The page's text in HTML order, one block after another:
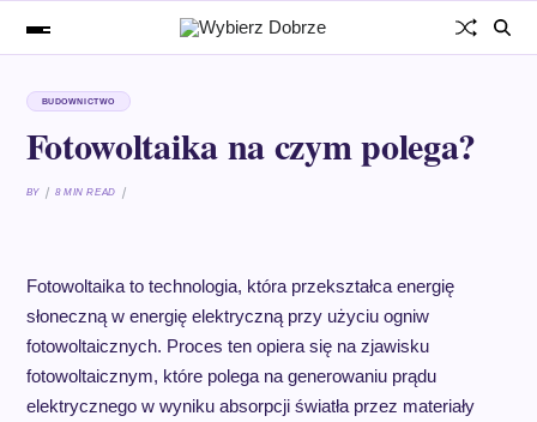
BUDOWNICTWO
Fotowoltaika na czym polega?
BY 8 MIN READ
Fotowoltaika to technologia, która przekształca energię
słoneczną w energię elektryczną przy użyciu ogniw
fotowoltaicznych. Proces ten opiera się na zjawisku
fotowoltaicznym, które polega na generowaniu prądu
elektrycznego w wyniku absorpcji światła przez materiały